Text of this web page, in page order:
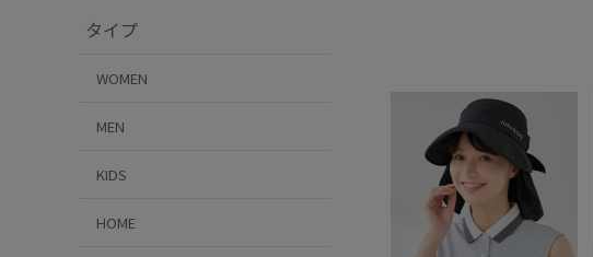
タイプ
WOMEN
MEN
KIDS
HOME